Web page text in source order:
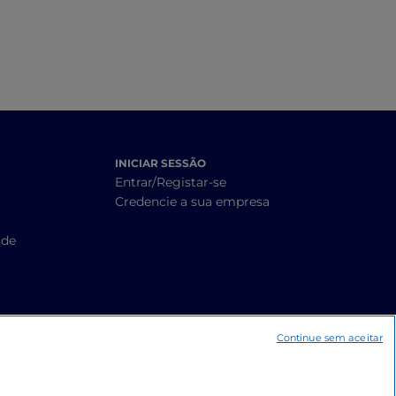
INICIAR SESSÃO
Entrar/Registar-se
Credencie a sua empresa
Continue sem aceitar